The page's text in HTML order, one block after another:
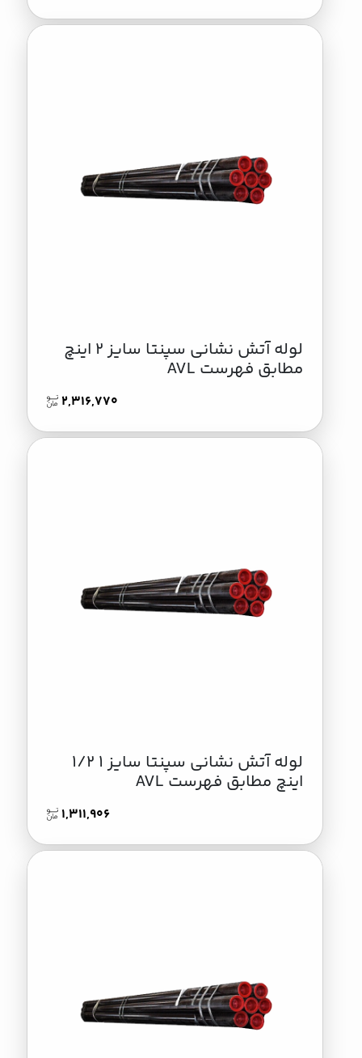
لوله آتش نشانی سپنتا سایز 2 اینچ
مطابق فهرست AVL
2,316,770
لوله آتش نشانی سپنتا سایز 1 1/2
اینچ مطابق فهرست AVL
1,311,906